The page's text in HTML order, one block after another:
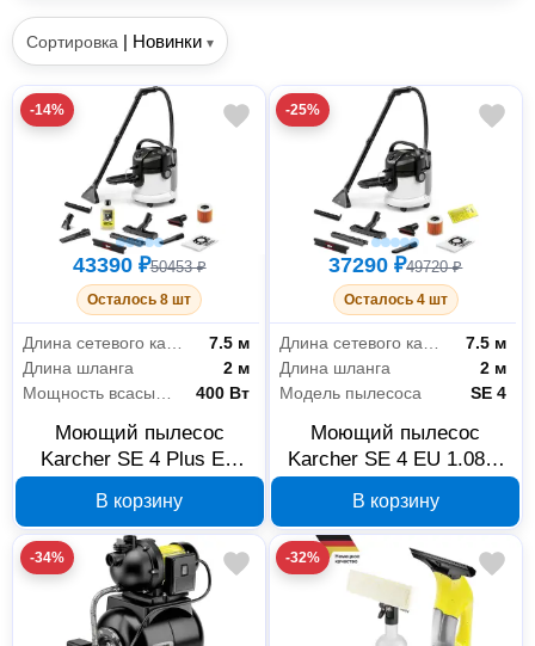
Сортировка | Новинки ▾
-14%
43390 ₽50453 ₽
Осталось 8 шт
7.5 м
Длина шланга
2 м
400 Вт
Моющий пылесос
Karcher SE 4 Plus EU
В корзину
-25%
37290 ₽49720 ₽
Осталось 4 шт
7.5 м
Длина шланга
2 м
Модель пылесоса
SE 4
Моющий пылесос
Karcher SE 4 EU 1.081-
В корзину
-34% -32%